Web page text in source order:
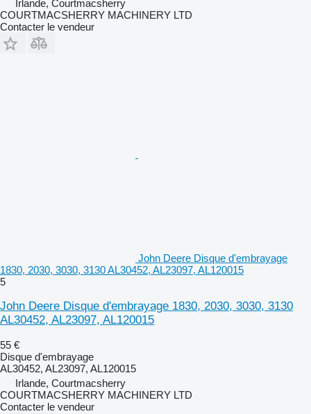
Irlande, Courtmacsherry
COURTMACSHERRY MACHINERY LTD
Contacter le vendeur
John Deere Disque d'embrayage
1830, 2030, 3030, 3130 AL30452, AL23097, AL120015
5
John Deere Disque d'embrayage 1830, 2030, 3030, 3130
AL30452, AL23097, AL120015
55 €
Disque d'embrayage
AL30452, AL23097, AL120015
Irlande, Courtmacsherry
COURTMACSHERRY MACHINERY LTD
Contacter le vendeur